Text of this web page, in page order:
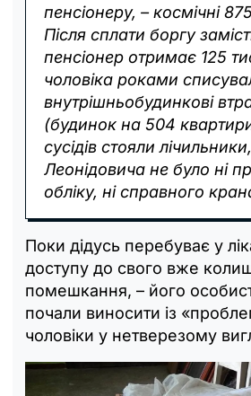
пенсіонеру, – космічні
Після сплати боргу
пенсіонер отримає 125
чоловіка роками
внутрішньобудинкові
(будинок на 504
сусідів стояли
Леонідовича не було ні
обліку, ні справного
Поки дідусь перебуває у
доступу до свого вже
помешкання, – його
почали виносити із
чоловіки у нетверезому